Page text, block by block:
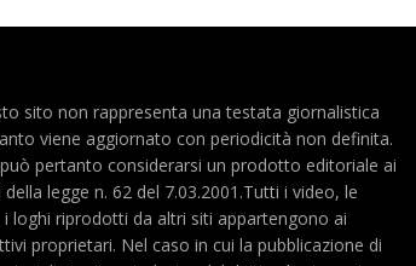
sito non rappresenta una testata giornalistica
viene aggiornato con periodicità non definita.
pertanto considerarsi un prodotto editoriale ai
della legge n. 62 del 7.03.2001.Tutti i video, le
loghi riprodotti da altri siti appartengono ai
proprietari. Nel caso in cui la pubblicazione di